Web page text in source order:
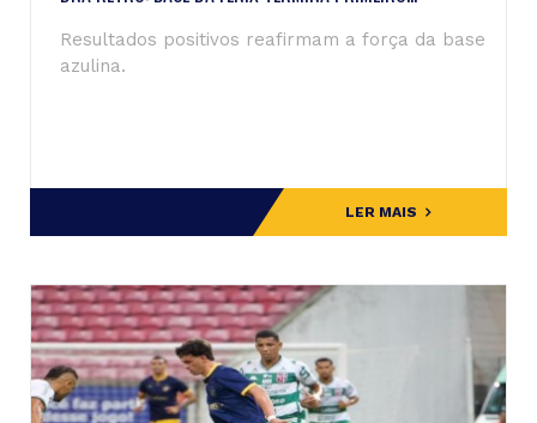
Resultados positivos reafirmam a força da base
azulina.
LER MAIS